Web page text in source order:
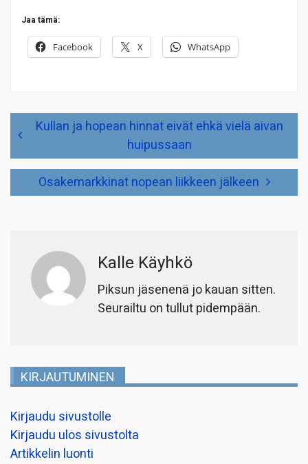
Jaa tämä:
Facebook X WhatsApp
Artikkelien
selausKullan ja hopean hinnat eivät ehkä vielä aivan
huipussaan
Osakemarkkinat nopean liikkeen jälkeen
Kalle Käyhkö
Piksun jäsenenä jo kauan sitten.
Seurailtu on tullut pidempään.
KIRJAUTUMINEN
Kirjaudu sivustolle
Kirjaudu ulos sivustolta
Artikkelin luonti